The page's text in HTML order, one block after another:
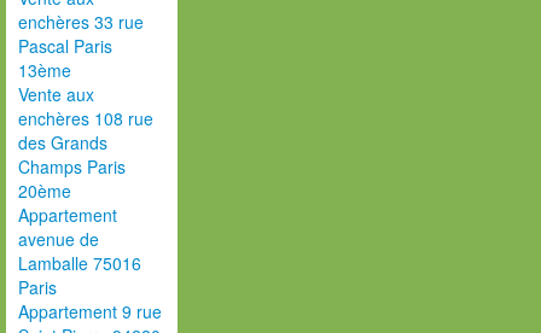
enchères 33 rue
Pascal Paris
13ème
Vente aux
enchères 108 rue
des Grands
Champs Paris
20ème
Appartement
avenue de
Lamballe 75016
Paris
Appartement 9 rue